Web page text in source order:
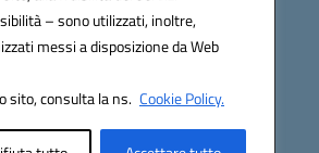
– sono utilizzati, inoltre,
messi a disposizione da Web
sito, consulta la ns. Cookie Policy.